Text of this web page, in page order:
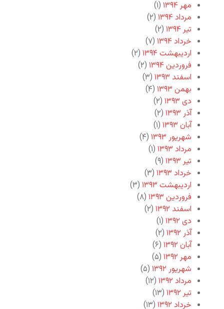
مهر ۱۳۹۴
(۱)
مرداد ۱۳۹۴
(۲)
تیر ۱۳۹۴
(۲)
خرداد ۱۳۹۴
(۷)
اردیبهشت ۱۳۹۴
(۲)
فروردین ۱۳۹۴
(۲)
اسفند ۱۳۹۳
(۳)
بهمن ۱۳۹۳
(۴)
دی ۱۳۹۳
(۲)
آذر ۱۳۹۳
(۲)
آبان ۱۳۹۳
(۱)
شهریور ۱۳۹۳
(۴)
مرداد ۱۳۹۳
(۱)
تیر ۱۳۹۳
(۹)
خرداد ۱۳۹۳
(۳)
اردیبهشت ۱۳۹۳
(۳)
فروردین ۱۳۹۳
(۸)
اسفند ۱۳۹۲
(۲)
دی ۱۳۹۲
(۱)
آذر ۱۳۹۲
(۲)
آبان ۱۳۹۲
(۶)
مهر ۱۳۹۲
(۵)
شهریور ۱۳۹۲
(۵)
مرداد ۱۳۹۲
(۱۲)
تیر ۱۳۹۲
(۱۳)
خرداد ۱۳۹۲
(۱۳)